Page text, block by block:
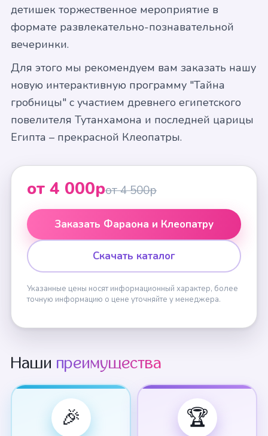
детишек торжественное мероприятие в
формате развлекательно-познавательной
вечеринки.
Для этого мы рекомендуем вам заказать нашу
новую интерактивную программу "Тайна
гробницы" с участием древнего египетского
повелителя Тутанхамона и последней царицы
Египта – прекрасной Клеопатры.
от 4 000рот 4 500р
Заказать Фараона и Клеопатру
Скачать каталог
Указанные цены носят информационный характер, более
точную информацию о цене уточняйте у менеджера.
Наши преимущества
🎉 🏆